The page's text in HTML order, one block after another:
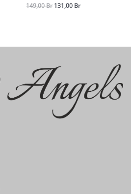
149,00Br Первоначальная
131,00 BrТекущая